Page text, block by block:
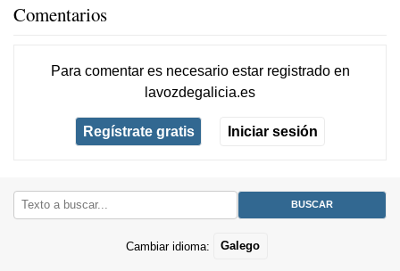
Comentarios
Para comentar es necesario estar registradoen
lavozdegalicia.es
Regístrate gratis Iniciar sesión
Cambiar idioma: Galego